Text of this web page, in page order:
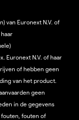
van Euronext N.V. of
Euronext N.V. of haar
of hebben geen
van het product.
geen
in de gegevens
fouten, fouten of